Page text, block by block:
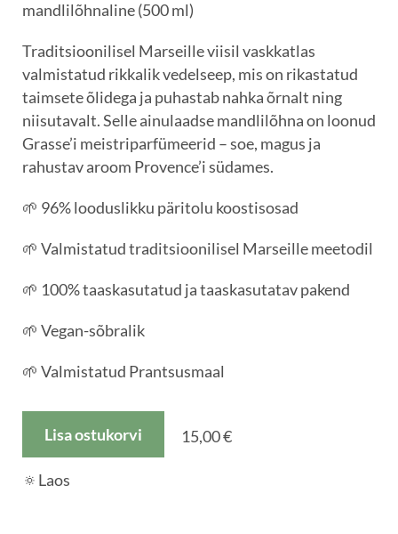
mandlilõhnaline (500 ml)
Traditsioonilisel Marseille viisil vaskkatlas
valmistatud rikkalik vedelseep, mis on rikastatud
taimsete õlidega ja puhastab nahka õrnalt ning
niisutavalt. Selle ainulaadse mandlilõhna on loonud
Grasse’i meistriparfümeerid – soe, magus ja
rahustav aroom Provence’i südames.
🌱 96% looduslikku päritolu koostisosad
🌱 Valmistatud traditsioonilisel Marseille meetodil
🌱 100% taaskasutatud ja taaskasutatav pakend
🌱 Vegan-sõbralik
🌱 Valmistatud Prantsusmaal
Lisa ostukorvi 15,00 €
🔅Laos